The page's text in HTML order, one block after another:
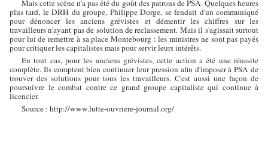
Mais cette scène n'a pas été du goût des patrons de PSA. Quelques heures
plus tard, le DRH du groupe, Philippe Dorge, se fendait d'un communiqué
pour dénoncer les anciens grévistes et démentir les chiffres sur les
travailleurs n'ayant pas de solution de reclassement. Mais il s'agissait surtout
pour lui de remettre à sa place Montebourg : les ministres ne sont pas payés
pour critiquer les capitalistes mais pour servir leurs intérêts.
En tout cas, pour les anciens grévistes, cette action a été une réussite
complète. Ils comptent bien continuer leur pression afin d'imposer à PSA de
trouver des solutions pour tous les travailleurs. C'est aussi une façon de
poursuivre le combat contre ce grand groupe capitaliste qui continue à
licencier.
Source : http://www.lutte-ouvriere-journal.org/